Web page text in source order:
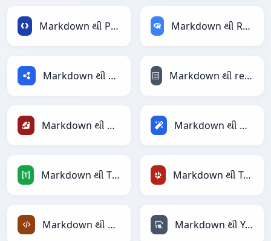
Markdown થી Protobuf Markdown થી RDataFrame
Markdown થી RDF Markdown થી reStructuredText
Markdown થી Ruby Markdown થી Magic
Markdown થી TOML Markdown થી TracWiki
Markdown થી XML Markdown થી YAML